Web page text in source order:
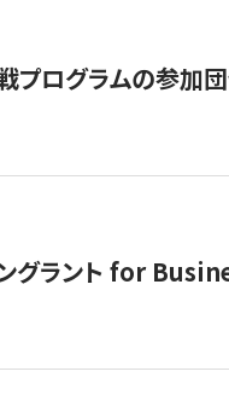
プログラムの参加
グラント for